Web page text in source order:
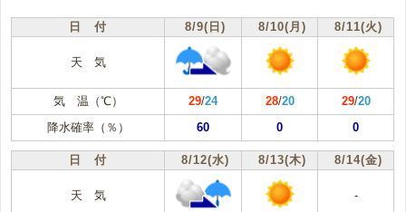
日 付 8/9(日) 8/10(月) 8/11(火)
天 気
気 温（℃） 29/24 28/20 29/20
降水確率（％）
60 0 0
日 付 8/12(水) 8/13(木) 8/14(金)
天 気 -